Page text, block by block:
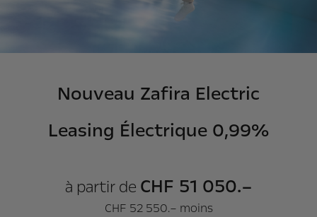
Nouveau Zafira Electric
Leasing Électrique 0,99%
à partir de CHF 51 050.–
CHF 52 550.– moins